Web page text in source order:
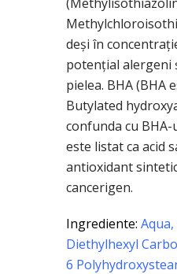
deși în
potențial alergeni
pielea. BHA (BHA
Butylated
confunda cu
este listat ca acid
antioxidant
cancerigen.
Ingrediente: Aqua,
Diethylhexyl
6